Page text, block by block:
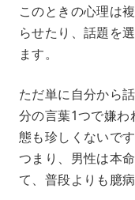
このときの心理は
らせたり、話題を
ます。
ただ単に自分から
分の言葉1つで嫌わ
態も珍しくないです
つまり、男性は本
て、普段よりも臆